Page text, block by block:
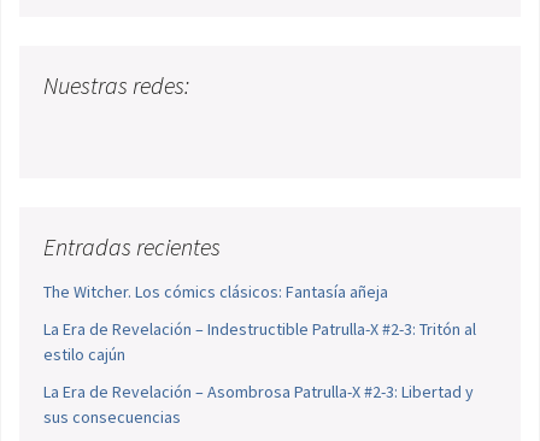
Nuestras redes:
Entradas recientes
The Witcher. Los cómics clásicos: Fantasía añeja
La Era de Revelación – Indestructible Patrulla-X #2-3: Tritón al
estilo cajún
La Era de Revelación – Asombrosa Patrulla-X #2-3: Libertad y
sus consecuencias